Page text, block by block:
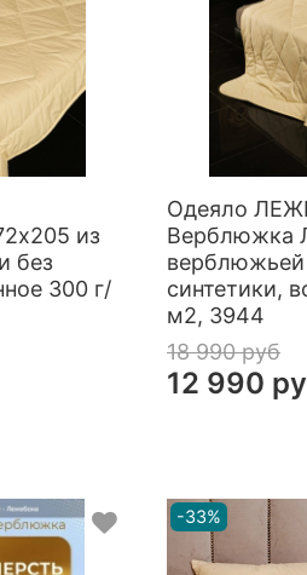
из
без
300 г/
Одеяло
Верблюжка
синтетики,
м2, 3944
18 990 руб
12 990
-33%